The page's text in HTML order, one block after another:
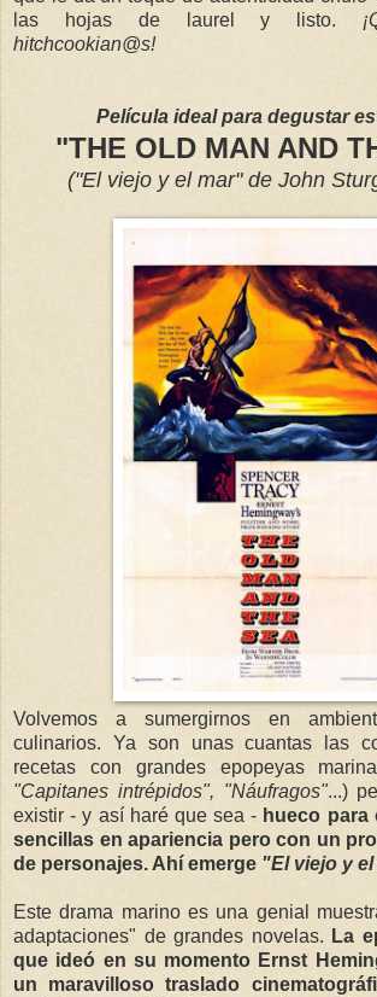
las hojas de laurel y listo.
hitchcookian@s!
Película ideal para degustar
"THE OLD MAN AND
("El viejo y el mar" de John
Volvemos a sumergirnos en
culinarios. Ya son unas cuantas las
recetas con grandes epopeyas
"Capitanes intrépidos", "Náufragos"...)
existir - y así haré que sea - hueco para
sencillas en apariencia pero con un
de personajes. Ahí emerge "El viejo y
Este drama marino es una genial
adaptaciones" de grandes novelas. La
que ideó en su momento Ernst
un maravilloso traslado